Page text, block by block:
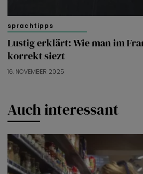
sprachtipps
Lustig erklärt: Wie man im
korrekt siezt
16. NOVEMBER 2025
Auch interessant